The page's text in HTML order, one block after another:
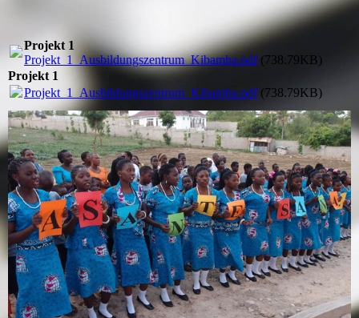
Projekt 1
Projekt_1_Ausbildungszentrum_Kibamba.pdf(738.79KB)
Projekt 1
Projekt_1_Ausbildungszentrum_Kibamba.pdf(738.79KB)